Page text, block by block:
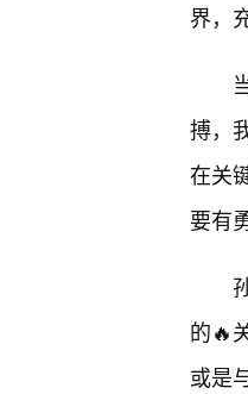
界，
搏，
在关
要有
的🔥
或是